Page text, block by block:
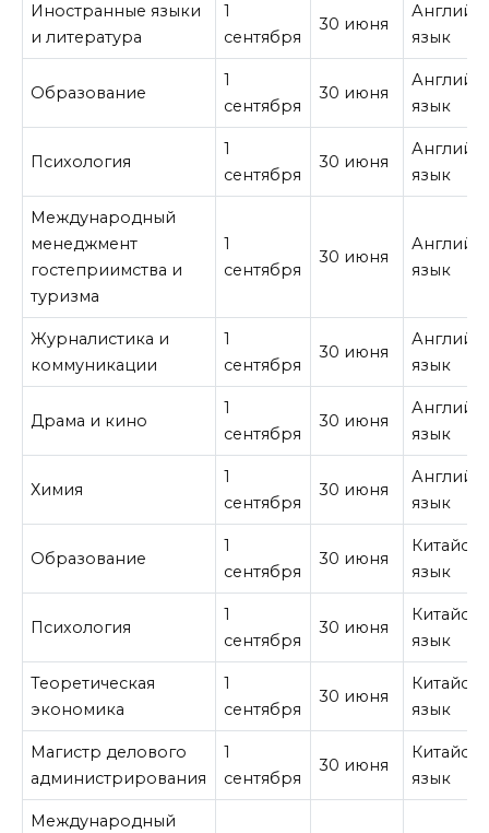
Иностранные языки
и литература
1
сентября
30 июня
язык
Образование
1
сентября
30 июня
язык
Психология
1
сентября
30 июня
язык
Международный
менеджмент
гостеприимства и
туризма
1
сентября
30 июня
язык
Журналистика и
коммуникации
1
сентября
30 июня
язык
Драма и кино
1
сентября
30 июня
язык
Химия
1
сентября
30 июня
язык
Образование
1
сентября
30 июня
язык
Психология
1
сентября
30 июня
язык
Теоретическая
экономика
1
сентября
30 июня
язык
Магистр делового
администрирования
1
сентября
30 июня
язык
Международный